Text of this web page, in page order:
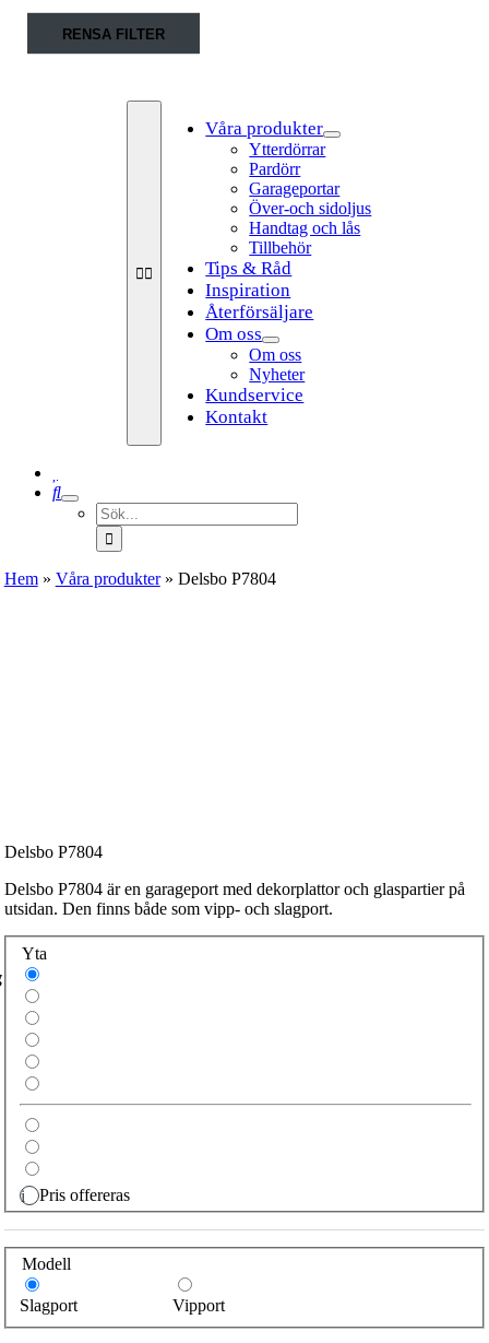
Fortsätt
innehållet
Toggle
Navigation
Våra produkter
Ytterdörrar
Pardörr
Garageportar
Över-och sidoljus
Handtag och lås
Tillbehör
Tips & Råd
Inspiration
Återförsäljare
Om oss
Om oss
Nyheter
Kundservice
Kontakt
Sök
efter:
Hem» Våra produkter» Delsbo P7804
Delsbo P7804
Delsbo P7804 är en garageport med dekorplattor och glaspartier på
utsidan. Den finns både som vipp- och slagport.
Yta
i Pris offereras
Modell
Slagport Vipport
RENSA FILTER